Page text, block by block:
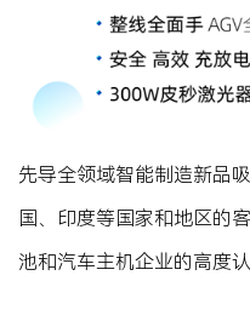
先导全领域智能制造新品
国、印度等国家和地区的
池和汽车主机企业的高度认